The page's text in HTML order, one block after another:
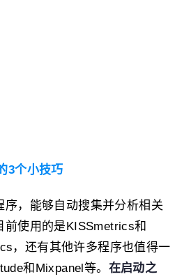
3个小技巧
序，能够自动搜集并分析相关
前使用的是KISSmetrics和
，还有其他许多程序也值得一
和Mixpanel等。 在启动之